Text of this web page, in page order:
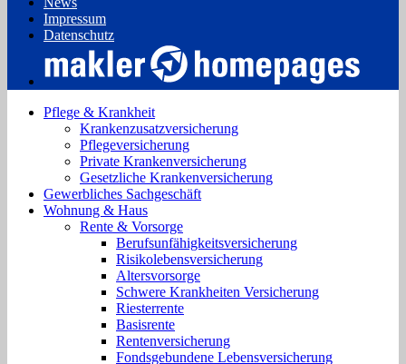
Impressum
Datenschutz
Pflege & Krankheit
Krankenzusatzversicherung
Pflegeversicherung
Private Krankenversicherung
Gesetzliche Krankenversicherung
Gewerbliches Sachgeschäft
Wohnung & Haus
Rente & Vorsorge
Berufs­unfähigkeitsversicherung
Risikolebensversicherung
Altersvorsorge
Schwere Krankheiten Versicherung
Riesterrente
Basisrente
Rentenversicherung
Fondsgebundene Lebensversicherung